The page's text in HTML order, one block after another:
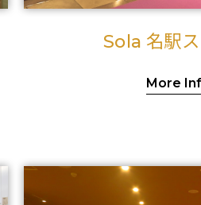
Sola 名駅
More